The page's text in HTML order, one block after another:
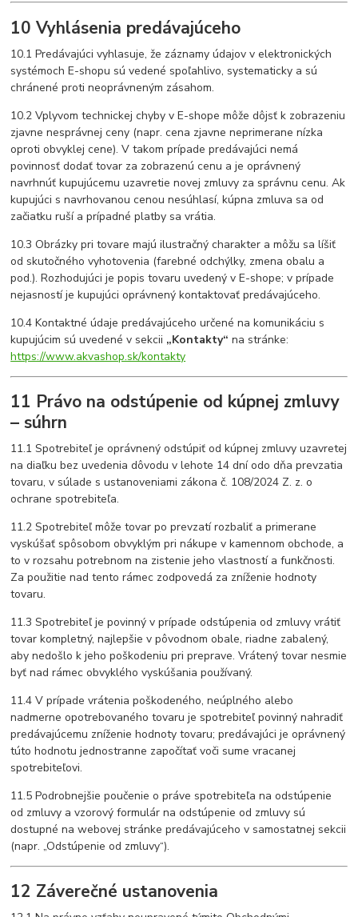
10 Vyhlásenia predávajúceho
10.1 Predávajúci vyhlasuje, že záznamy údajov v elektronických
systémoch E-shopu sú vedené spoľahlivo, systematicky a sú
chránené proti neoprávneným zásahom.
10.2 Vplyvom technickej chyby v E-shope môže dôjsť k zobrazeniu
zjavne nesprávnej ceny (napr. cena zjavne neprimerane nízka
oproti obvyklej cene). V takom prípade predávajúci nemá
povinnosť dodať tovar za zobrazenú cenu a je oprávnený
navrhnúť kupujúcemu uzavretie novej zmluvy za správnu cenu. Ak
kupujúci s navrhovanou cenou nesúhlasí, kúpna zmluva sa od
začiatku ruší a prípadné platby sa vrátia.
10.3 Obrázky pri tovare majú ilustračný charakter a môžu sa líšiť
od skutočného vyhotovenia (farebné odchýlky, zmena obalu a
pod.). Rozhodujúci je popis tovaru uvedený v E-shope; v prípade
nejasností je kupujúci oprávnený kontaktovať predávajúceho.
10.4 Kontaktné údaje predávajúceho určené na komunikáciu s
kupujúcim sú uvedené v sekcii „Kontakty“ na stránke:
https://www.akvashop.sk/kontakty
11 Právo na odstúpenie od kúpnej zmluvy
– súhrn
11.1 Spotrebiteľ je oprávnený odstúpiť od kúpnej zmluvy uzavretej
na diaľku bez uvedenia dôvodu v lehote 14 dní odo dňa prevzatia
tovaru, v súlade s ustanoveniami zákona č. 108/2024 Z. z. o
ochrane spotrebiteľa.
11.2 Spotrebiteľ môže tovar po prevzatí rozbaliť a primerane
vyskúšať spôsobom obvyklým pri nákupe v kamennom obchode, a
to v rozsahu potrebnom na zistenie jeho vlastností a funkčnosti.
Za použitie nad tento rámec zodpovedá za zníženie hodnoty
tovaru.
11.3 Spotrebiteľ je povinný v prípade odstúpenia od zmluvy vrátiť
tovar kompletný, najlepšie v pôvodnom obale, riadne zabalený,
aby nedošlo k jeho poškodeniu pri preprave. Vrátený tovar nesmie
byť nad rámec obvyklého vyskúšania používaný.
11.4 V prípade vrátenia poškodeného, neúplného alebo
nadmerne opotrebovaného tovaru je spotrebiteľ povinný nahradiť
predávajúcemu zníženie hodnoty tovaru; predávajúci je oprávnený
túto hodnotu jednostranne započítať voči sume vracanej
spotrebiteľovi.
11.5 Podrobnejšie poučenie o práve spotrebiteľa na odstúpenie
od zmluvy a vzorový formulár na odstúpenie od zmluvy sú
dostupné na webovej stránke predávajúceho v samostatnej sekcii
(napr. „Odstúpenie od zmluvy“).
12 Záverečné ustanovenia